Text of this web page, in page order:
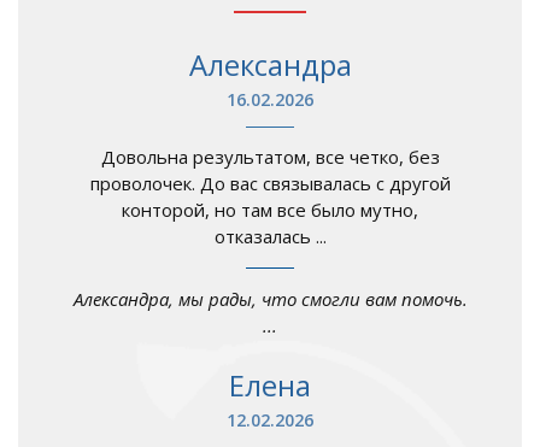
Александра
16.02.2026
Довольна результатом, все четко, без
проволочек. До вас связывалась с другой
конторой, но там все было мутно,
отказалась ...
Александра, мы рады, что смогли вам помочь.
...
Елена
12.02.2026